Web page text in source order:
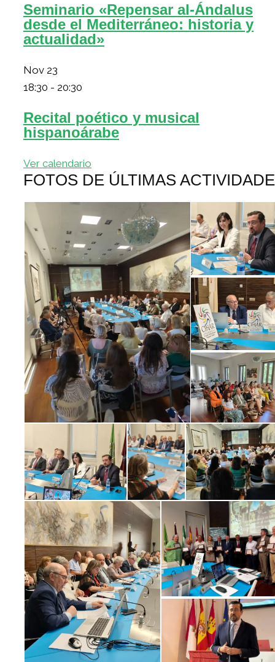
Seminario «Repensar al-Ándalus
desde el Mediterráneo: historia y
actualidad»
Nov 23
18:30 - 20:30
Recital poético y musical
hispanoárabe
Ver calendario
FOTOS DE ÚLTIMAS